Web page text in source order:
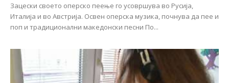
Зацески своето оперско пеење го усовршува во Русија,
Италија и во Австрија. Освен оперска музика, почнува да пее и
поп и традиционални македонски песни По...